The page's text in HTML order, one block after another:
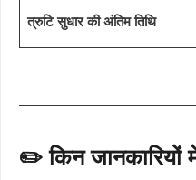
त्रुटि सुधार की अंतिम तिथि
✏️ किन